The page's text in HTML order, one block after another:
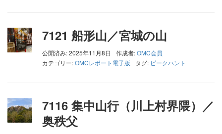
7121 船形山／宮城の山
公開済み: 2025年11月8日 作成者:OMC会員
カテゴリー:OMCレポート電子版 タグ: ピークハント
7116 集中山行（川上村界隈）／
奥秩父